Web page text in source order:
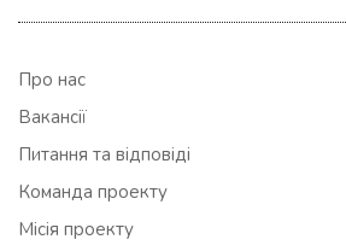
Про нас
Вакансії
Питання та відповіді
Команда проекту
Місія проекту